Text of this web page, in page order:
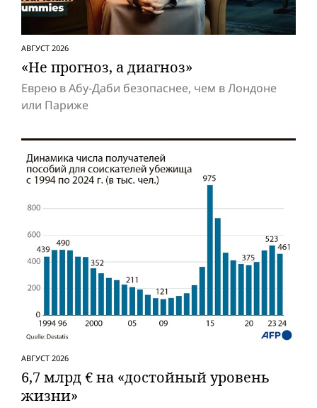
АВГУСТ 2026
«Не прогноз, а диагноз»
Еврею в Абу-Даби безопаснее, чем в Лондоне
или Париже
АВГУСТ 2026
6,7 млрд € на «достойный уровень
жизни»